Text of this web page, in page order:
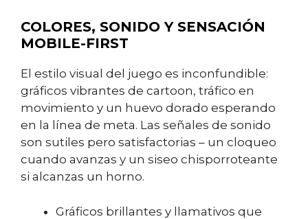
COLORES, SONIDO Y SENSACIÓN
MOBILE-FIRST
El estilo visual del juego es inconfundible:
gráficos vibrantes de cartoon, tráfico en
movimiento y un huevo dorado esperando
en la línea de meta. Las señales de sonido
son sutiles pero satisfactorias – un cloqueo
cuando avanzas y un siseo chisporroteante
si alcanzas un horno.
Gráficos brillantes y llamativos que